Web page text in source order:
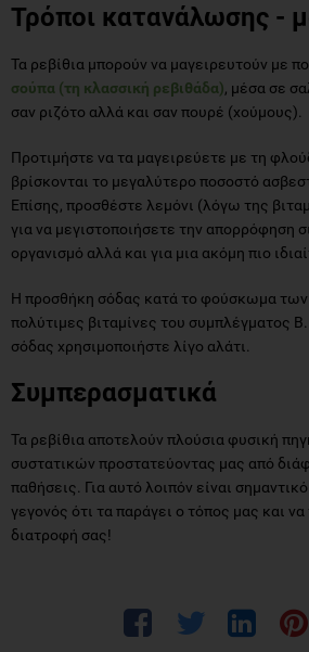
Τρόποι κατανάλωσης -
Τα ρεβίθια μπορούν να μαγειρευτούν με
σούπα (τη κλασσική ρεβιθάδα), μέσα σε
σαν ριζότο αλλά και σαν πουρέ (χούμους).
Προτιμήστε να τα μαγειρεύετε με τη
βρίσκονται το μεγαλύτερο ποσοστό
Επίσης, προσθέστε λεμόνι (λόγω της
για να μεγιστοποιήσετε την απορρόφηση
οργανισμό αλλά και για μια ακόμη πιο
Η προσθήκη σόδας κατά το φούσκωμα των
πολύτιμες βιταμίνες του συμπλέγματος
σόδας χρησιμοποιήστε λίγο αλάτι.
Συμπερασματικά
Τα ρεβίθια αποτελούν πλούσια φυσική
συστατικών προστατεύοντας μας από
παθήσεις. Για αυτό λοιπόν είναι
γεγονός ότι τα παράγει ο τόπος μας και
διατροφή σας!